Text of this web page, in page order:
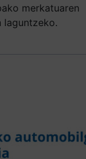
merkatuaren
laguntzeko.